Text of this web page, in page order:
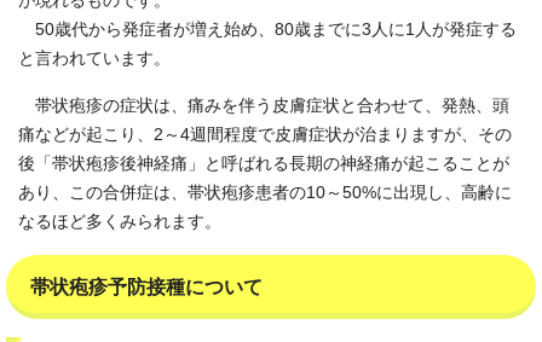
50歳代から発症者が増え始め、80歳までに3人に1人が発症する
と言われています。
帯状疱疹の症状は、痛みを伴う皮膚症状と合わせて、発熱、頭
痛などが起こり、2～4週間程度で皮膚症状が治まりますが、その
後「帯状疱疹後神経痛」と呼ばれる長期の神経痛が起こることが
あり、この合併症は、帯状疱疹患者の10～50%に出現し、高齢に
なるほど多くみられます。
帯状疱疹予防接種について